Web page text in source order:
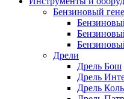
Бензиновый
Дрели
Дрель Бош
Дрель
Дрель